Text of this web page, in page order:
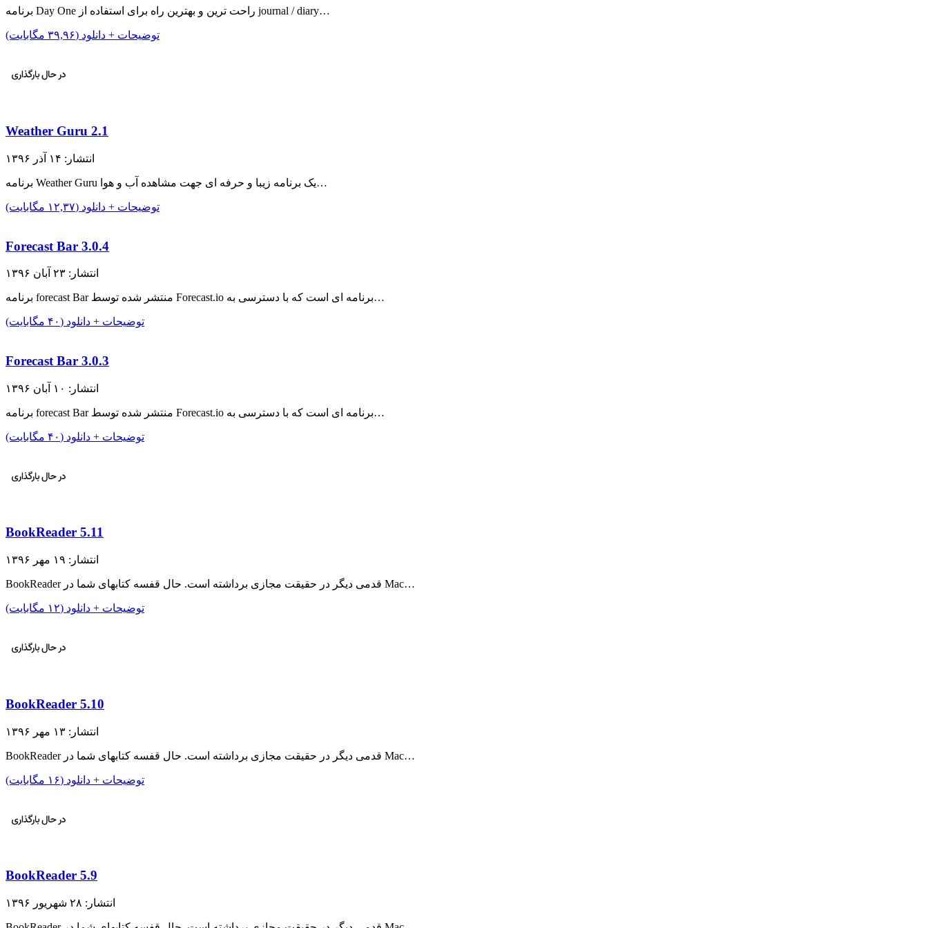
برنامه Day One راحت ترین و بهترین راه برای استفاده از journal / diary…
توضیحات + دانلود (۳۹,۹۶ مگابایت)
Weather Guru 2.1
انتشار: ۱۴ آذر ۱۳۹۶
برنامه Weather Guru یک برنامه زیبا و حرفه ای جهت مشاهده آب و هوا…
توضیحات + دانلود (۱۲,۳۷ مگابایت)
Forecast Bar 3.0.4
انتشار: ۲۳ آبان ۱۳۹۶
برنامه forecast Bar منتشر شده توسط Forecast.io برنامه ای است که با دسترسی به…
توضیحات + دانلود (۴۰ مگابایت)
Forecast Bar 3.0.3
انتشار: ۱۰ آبان ۱۳۹۶
برنامه forecast Bar منتشر شده توسط Forecast.io برنامه ای است که با دسترسی به…
توضیحات + دانلود (۴۰ مگابایت)
BookReader 5.11
انتشار: ۱۹ مهر ۱۳۹۶
BookReader قدمی دیگر در حقیقت مجازی برداشته است. حال قفسه کتابهای شما در Mac…
توضیحات + دانلود (۱۲ مگابایت)
BookReader 5.10
انتشار: ۱۳ مهر ۱۳۹۶
BookReader قدمی دیگر در حقیقت مجازی برداشته است. حال قفسه کتابهای شما در Mac…
توضیحات + دانلود (۱۶ مگابایت)
BookReader 5.9
انتشار: ۲۸ شهریور ۱۳۹۶